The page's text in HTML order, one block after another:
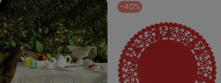
-40%